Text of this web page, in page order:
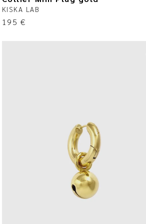
KISKA LAB
195 €